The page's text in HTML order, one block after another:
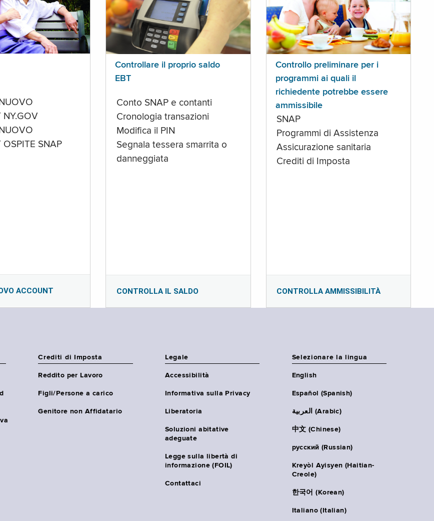
NY.GOV
OSPITE SNAP
ACCOUNT
Controllare il proprio saldo
EBT
Conto SNAP e contanti
Cronologia transazioni
Modifica il PIN
Segnala tessera smarrita o
danneggiata
CONTROLLA IL SALDO
Controllo preliminare per i
programmi ai quali il
richiedente potrebbe essere
ammissibile
SNAP
Programmi di Assistenza
Assicurazione sanitaria
Crediti di Imposta
CONTROLLA AMMISSIBILITÀ
Crediti di Imposta
Reddito per Lavoro
Figli/Persone a carico
Genitore non Affidatario
Legale
Accessibilità
Informativa sulla Privacy
Liberatoria
Soluzioni abitative
adeguate
Legge sulla libertà di
informazione (FOIL)
Contattaci
Selezionare la lingua
English
Español (Spanish)
العربية (Arabic)
中文 (Chinese)
русский (Russian)
Kreyòl Ayisyen (Haitian-
Creole)
한국어 (Korean)
Italiano (Italian)